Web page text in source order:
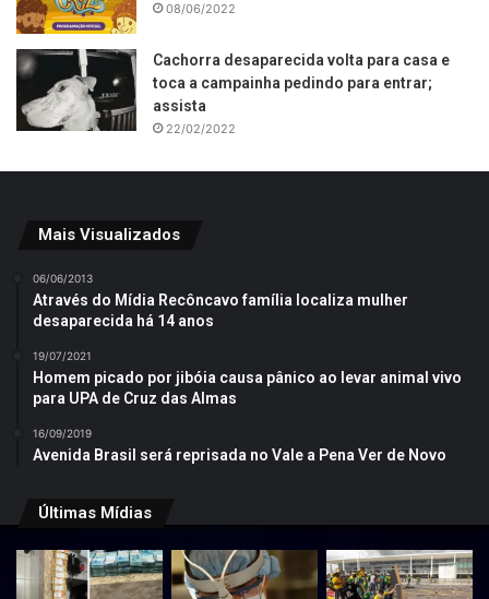
08/06/2022
Cachorra desaparecida volta para casa e
toca a campainha pedindo para entrar;
assista
22/02/2022
Mais Visualizados
06/06/2013
Através do Mídia Recôncavo família localiza mulher
desaparecida há 14 anos
19/07/2021
Homem picado por jibóia causa pânico ao levar animal vivo
para UPA de Cruz das Almas
16/09/2019
Avenida Brasil será reprisada no Vale a Pena Ver de Novo
Últimas Mídias